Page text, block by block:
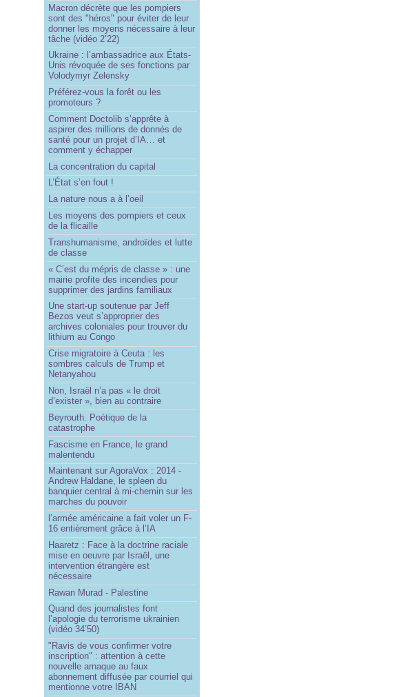
Macron décrète que les pompiers
sont des "héros" pour éviter de leur
donner les moyens nécessaire à leur
tâche (vidéo 2’22)
Ukraine : l’ambassadrice aux États-
Unis révoquée de ses fonctions par
Volodymyr Zelensky
Préférez-vous la forêt ou les
promoteurs ?
Comment Doctolib s’apprête à
aspirer des millions de donnés de
santé pour un projet d’IA… et
comment y échapper
La concentration du capital
L’État s’en fout !
La nature nous a à l’oeil
Les moyens des pompiers et ceux
de la flicaille
Transhumanisme, androïdes et lutte
de classe
« C’est du mépris de classe » : une
mairie profite des incendies pour
supprimer des jardins familiaux
Une start-up soutenue par Jeff
Bezos veut s’approprier des
archives coloniales pour trouver du
lithium au Congo
Crise migratoire à Ceuta : les
sombres calculs de Trump et
Netanyahou
Non, Israël n’a pas « le droit
d’exister », bien au contraire
Beyrouth. Poétique de la
catastrophe
Fascisme en France, le grand
malentendu
Maintenant sur AgoraVox : 2014 -
Andrew Haldane, le spleen du
banquier central à mi-chemin sur les
marches du pouvoir
l’armée américaine a fait voler un F-
16 entièrement grâce à l’IA
Haaretz : Face à la doctrine raciale
mise en oeuvre par Israël, une
intervention étrangère est
nécessaire
Rawan Murad - Palestine
Quand des journalistes font
l’apologie du terrorisme ukrainien
(vidéo 34’50)
"Ravis de vous confirmer votre
inscription" : attention à cette
nouvelle arnaque au faux
abonnement diffusée par courriel qui
mentionne votre IBAN